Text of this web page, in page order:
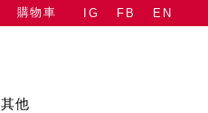
購物車 IG FB EN
其他